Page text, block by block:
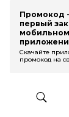
Промокод -
первый
мобильном
Скачайте
промокод на